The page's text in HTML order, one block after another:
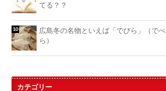
てる？？
広島冬の名物といえば「でびら」（でべ
ら）
カテゴリー